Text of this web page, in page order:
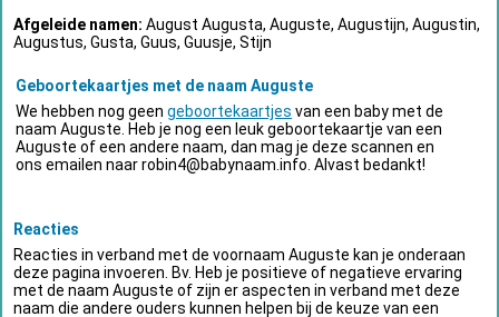
Afgeleide namen: August Augusta, Auguste, Augustijn, Augustin,
Augustus, Gusta, Guus, Guusje, Stijn
Geboortekaartjes met de naam Auguste
We hebben nog geen geboortekaartjes van een baby met de
naam Auguste. Heb je nog een leuk geboortekaartje van een
Auguste of een andere naam, dan mag je deze scannen en
ons emailen naarrobin4@babynaam.info . Alvast bedankt!
Reacties
Reacties in verband met de voornaam Auguste kan je onderaan
deze pagina invoeren. Bv. Heb je positieve of negatieve ervaring
met de naam Auguste of zijn er aspecten in verband met deze
naam die andere ouders kunnen helpen bij de keuze van een